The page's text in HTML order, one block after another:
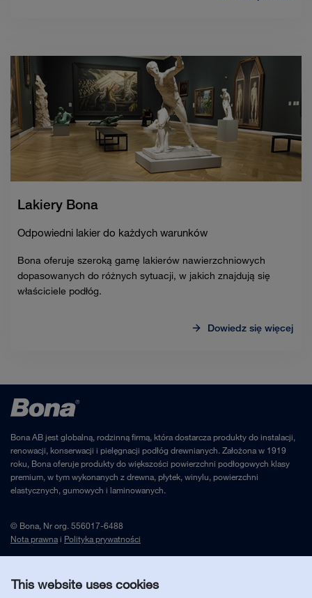
This website uses cookies
Lakiery Bona
Odpowiedni lakier do każdych warunków
Bona oferuje szeroką gamę lakierów nawierzchniowych
dopasowanych do różnych sytuacji, w jakich znajdują się
właściciele podłóg.
Dowiedz się więcej
Bona AB jest globalną, rodzinną firmą, która dostarcza produkty do instalacji,
renowacji, konserwacji i pielęgnacji podłóg drewnianych. Założona w 1919
roku, Bona oferuje produkty do większości powierzchni podłogowych klasy
premium, w tym wykonanych z drewna, płytek, winylu, powierzchni
elastycznych, gumowych i laminowanych.
© Bona, Nr org. 556017-6488
Nota prawna i Polityka prywatności
Skontaktuj się z nami